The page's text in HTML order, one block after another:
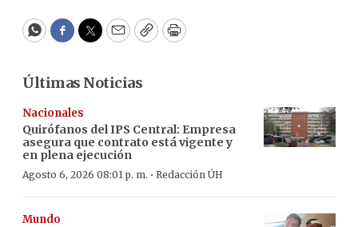
WhatsApp
Facebook
Twitter
EmailCopyPrint
Últimas Noticias
Nacionales
Quirófanos del IPS Central: Empresa
asegura que contrato está vigente y
en plena ejecución
Agosto 6, 2026 08:01 p. m. · Redacción ÚH
Mundo